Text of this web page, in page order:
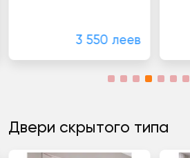
3 550 леев
Двери скрытого типа